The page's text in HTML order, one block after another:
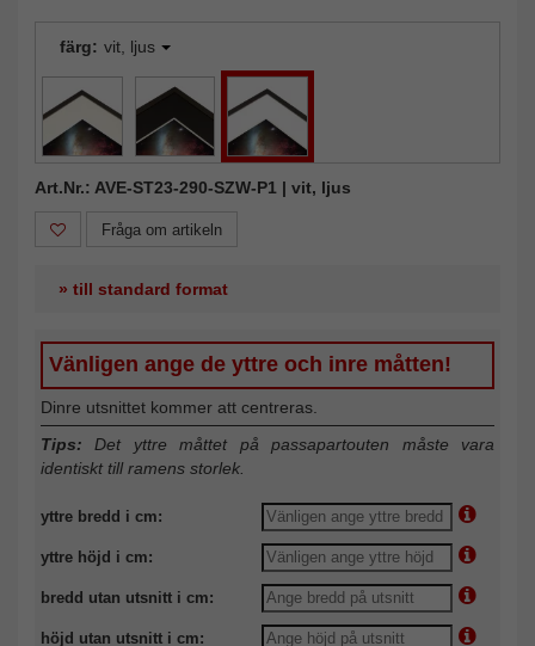
färg: vit, ljus
Art.Nr.: AVE-ST23-290-SZW-P1 | vit, ljus
Fråga om artikeln
» till standard format
Vänligen ange de yttre och inre måtten!
Dinre utsnittet kommer att centreras.
Tips: Det yttre måttet på passapartouten måste vara
identiskt till ramens storlek.
yttre bredd i cm:
yttre höjd i cm:
bredd utan utsnitt i cm:
höjd utan utsnitt i cm: